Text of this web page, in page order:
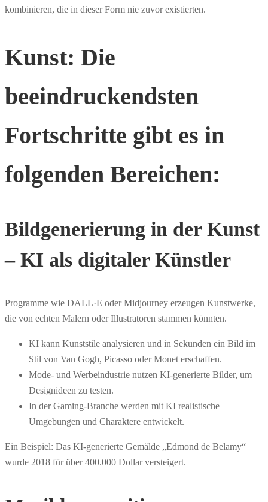
kombinieren, die in dieser Form nie zuvor existierten.
Kunst: Die
beeindruckendsten
Fortschritte gibt es in
folgenden Bereichen:
Bildgenerierung in der Kunst
– KI als digitaler Künstler
Programme wie DALL·E oder Midjourney erzeugen Kunstwerke,
die von echten Malern oder Illustratoren stammen könnten.
KI kann Kunststile analysieren und in Sekunden ein Bild im
Stil von Van Gogh, Picasso oder Monet erschaffen.
Mode- und Werbeindustrie nutzen KI-generierte Bilder, um
Designideen zu testen.
In der Gaming-Branche werden mit KI realistische
Umgebungen und Charaktere entwickelt.
Ein Beispiel: Das KI-generierte Gemälde „Edmond de Belamy“
wurde 2018 für über 400.000 Dollar versteigert.